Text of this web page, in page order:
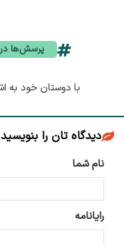
پرسش‌ها
با دوستان خود به
دیدگاه تان را بنویسید
نام شما
رایانامه